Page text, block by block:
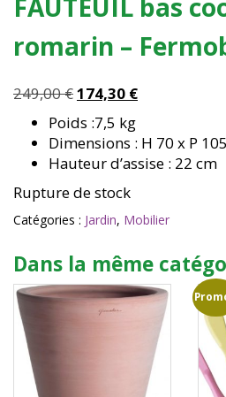
FAUTEUIL bas
romarin –
249,00€Le
prix
initial
était :
249,00 €.
174,30 €Le
actuel
est :
174,30 €.
Poids :7,5 kg
Dimensions : H 70 x P
Hauteur d’assise : 22 cm
Rupture de stock
Catégories : Jardin, Mobilier
Dans la même